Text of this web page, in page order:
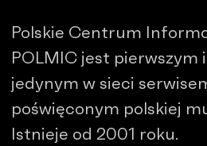
Polskie Centrum
POLMIC jest pierwszym
jedynym w sieci
poświęconym polskiej
Istnieje od 2001 roku.